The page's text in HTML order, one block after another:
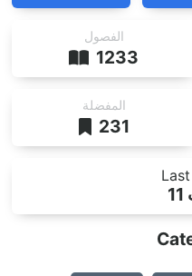
1233
الفصول
231
المفضلة